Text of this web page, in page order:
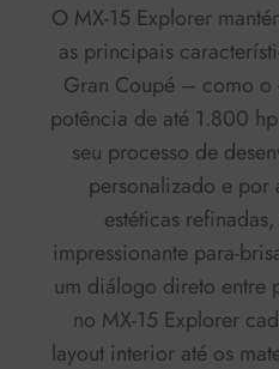
O MX-15 Explorer
as principais
Gran Coupé – como o
potência de até 1.800
seu processo de
personalizado e por
estéticas
impressionante para-
um diálogo direto entre
no MX-15 Explorer
layout interior até os